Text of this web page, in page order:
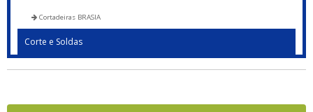
Cortadeiras BRASIA
Corte e Soldas